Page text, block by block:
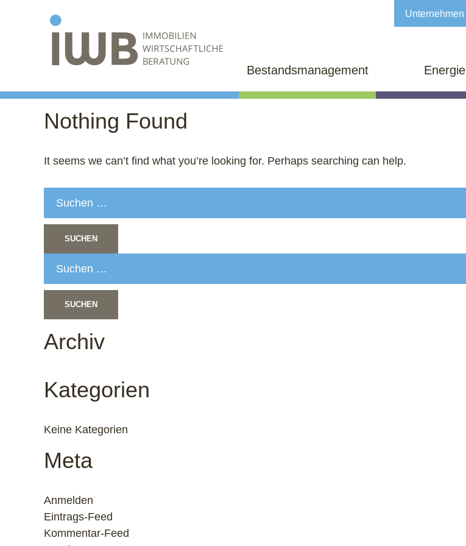
Bestandsmanagement Energie
Unternehmen
Nothing Found
It seems we can’t find what you’re looking for. Perhaps searching can help.
Archiv
Kategorien
Keine Kategorien
Meta
Anmelden
Eintrags-Feed
Kommentar-Feed